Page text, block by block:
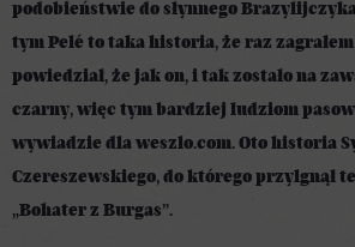
podobieństwie do słynnego Brazylijczyka
tym Pelé to taka historia, że raz
powiedział, że jak on, i tak zostało na
czarny, więc tym bardziej ludziom
wywiadzie dla weszlo.com. Oto historia
Czereszewskiego, do którego przylgnął
„Bohater z Burgas”.